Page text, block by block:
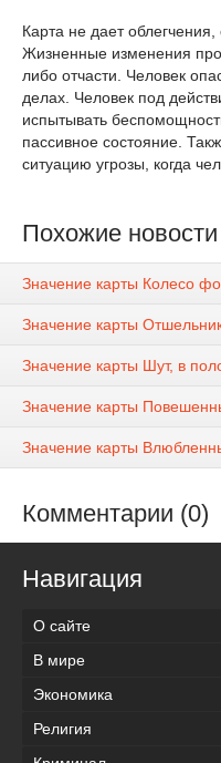
Карта не дает облегчения,
Жизненные изменения
либо отчасти. Человек
делах. Человек под
испытывать
пассивное состояние.
ситуацию угрозы, когда
Похожие новости
Значение карты Колесо
Значение карты
Значение карты Шут, в
Значение карты
Значение карты
Комментарии (0)
Навигация
О сайте
В мире
Экономика
Религия